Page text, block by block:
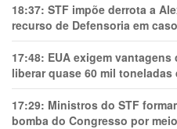
18:37: STF impõe derrota a
recurso de Defensoria em
17:48: EUA exigem
liberar quase 60 mil toneladas
17:29: Ministros do STF
bomba do Congresso por